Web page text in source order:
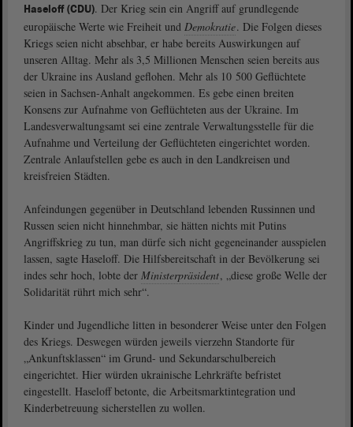
Haseloff (CDU). Der Krieg sein ein Angriff auf grundlegende
europäische Werte wie Freiheit und Demokratie. Die Folgen dieses
Kriegs seien nicht absehbar, er habe bereits Auswirkungen auf
unseren Alltag. Mehr als 3,5 Millionen Menschen seien bereits aus
der Ukraine ins Ausland geflohen. Mehr als 10 500 Geflüchtete
seien in Sachsen-Anhalt angekommen. Es gebe einen breiten
Konsens zur Aufnahme von Geflüchteten aus der Ukraine. Im
Landesverwaltungsamt sei eine zentrale Verwaltungsstelle für die
Aufnahme und Verteilung der Geflüchteten eingerichtet worden.
Zentrale Anlaufstellen gebe es auch in den Landkreisen und
kreisfreien Städten.
Anfeindungen gegenüber in Deutschland lebenden Russinnen und
Russen seien nicht hinnehmbar, sie hätten nichts mit Putins
Angriffskrieg zu tun, man dürfe sich nicht gegeneinander ausspielen
lassen, sagte Haseloff. Die Hilfsbereitschaft in der Bevölkerung sei
indes sehr hoch, lobte der Ministerpräsident, „diese große Welle der
Solidarität rührt mich sehr“.
Kinder und Jugendliche litten in besonderer Weise unter den Folgen
des Kriegs. Deswegen würden jeweils vierzehn Standorte für
„Ankunftsklassen“ im Grund- und Sekundarschulbereich
eingerichtet. Hier würden ukrainische Lehrkräfte befristet
eingestellt. Haseloff betonte, die Arbeitsmarktintegration und
Kinderbetreuung sicherstellen zu wollen.